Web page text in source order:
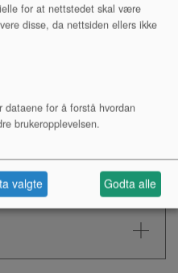
Tilgjengelighet:
for at nettstedet skal være
disse, da nettsiden ellers ikke
dataene for å forstå hvordan
brukeropplevelsen.
valgte Godta alle